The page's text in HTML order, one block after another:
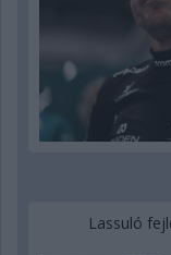
Lassuló